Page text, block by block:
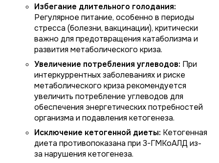
Избегание длительного голодания:
Регулярное питание, особенно в периоды
стресса (болезни, вакцинации), критически
важно для предотвращения катаболизма и
развития метаболического криза.
Увеличение потребления углеводов: При
интеркуррентных заболеваниях и риске
метаболического криза рекомендуется
увеличить потребление углеводов для
обеспечения энергетических потребностей
организма и подавления кетогенеза.
Исключение кетогенной диеты: Кетогенная
диета противопоказана при 3-ГМКоАЛД из-
за нарушения кетогенеза.